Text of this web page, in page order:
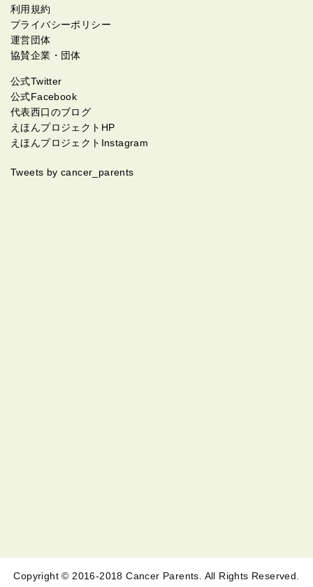
利用規約
プライバシーポリシー
運営団体
協賛企業・団体
公式Twitter
公式Facebook
代表西口のブログ
えほんプロジェクトHP
えほんプロジェクトInstagram
Tweets by cancer_parents
Copyright © 2016-2018 Cancer Parents. All Rights Reserved.